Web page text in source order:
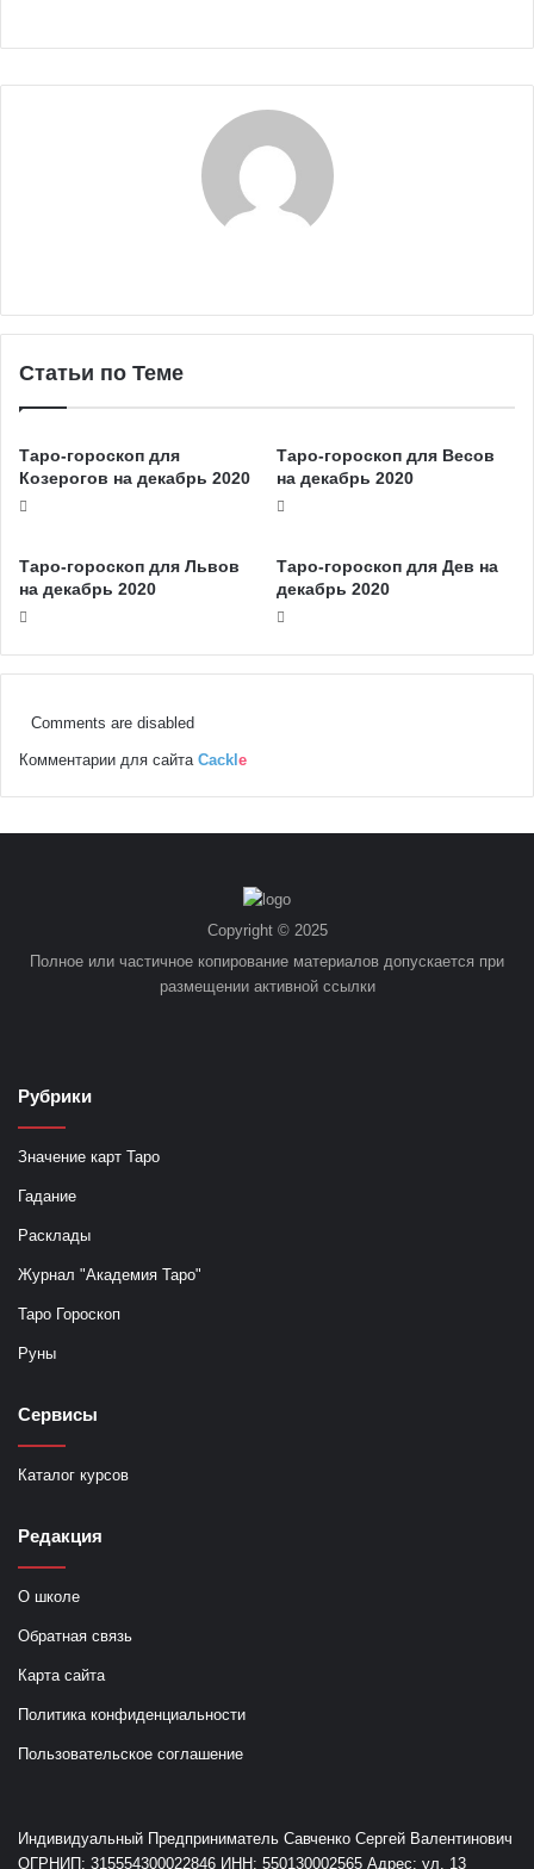
Статьи по Теме
Таро-гороскоп для
Козерогов на декабрь 2020
Таро-гороскоп для Весов
на декабрь 2020
Таро-гороскоп для Львов
на декабрь 2020
Таро-гороскоп для Дев на
декабрь 2020
Comments are disabled
Комментарии для сайта Cackl e
Copyright © 2025
Полное или частичное копирование материалов допускается при
размещении активной ссылки
Рубрики
Значение карт Таро
Гадание
Расклады
Журнал "Академия Таро"
Таро Гороскоп
Руны
Сервисы
Каталог курсов
Редакция
О школе
Обратная связь
Карта сайта
Политика конфиденциальности
Пользовательское соглашение
Индивидуальный Предприниматель Савченко Сергей Валентинович
ОГРНИП: 315554300022846 ИНН: 550130002565 Адрес: ул. 13